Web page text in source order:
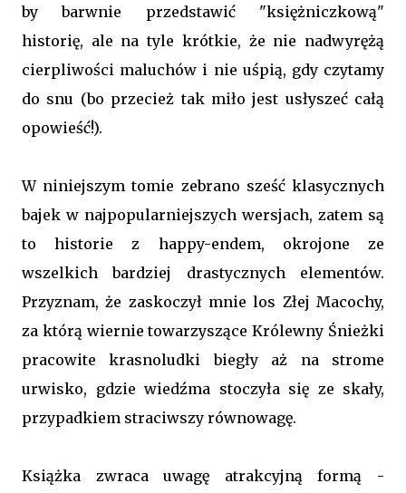
by barwnie przedstawić "księżniczkową"
historię, ale na tyle krótkie, że nie nadwyrężą
cierpliwości maluchów i nie uśpią, gdy czytamy
do snu (bo przecież tak miło jest usłyszeć całą
opowieść!).
W niniejszym tomie zebrano sześć klasycznych
bajek w najpopularniejszych wersjach, zatem są
to historie z happy-endem, okrojone ze
wszelkich bardziej drastycznych elementów.
Przyznam, że zaskoczył mnie los Złej Macochy,
za którą wiernie towarzyszące Królewny Śnieżki
pracowite krasnoludki biegły aż na strome
urwisko, gdzie wiedźma stoczyła się ze skały,
przypadkiem straciwszy równowagę.
Książka zwraca uwagę atrakcyjną formą -